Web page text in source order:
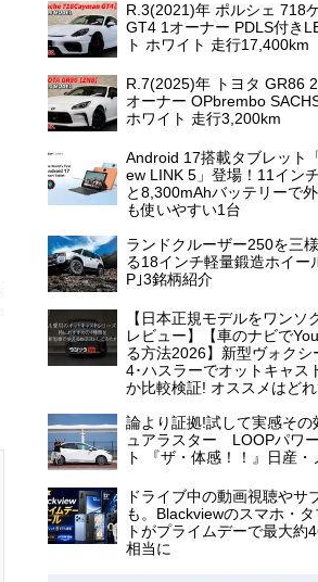
R.3(2021)年 ポルシェ 718
GT4 1オーナー PDLS付き
ト ホワイト 走行17,400km
R.7(2025)年 トヨタ GR86
オーナー OPbrembo
ホワイト 走行3,200km
Android 17搭載タブレット
ew LINK 5」登場！11イン
と8,300mAhバッテリーで
も使いやすい1台
ランドクルーザー250を三
る18インチ軽量鍛造ホイー
P｣3銘柄紹介
【日本正規モデルをワンソ
レビュー】【車のナビで
る方法2026】新型ヴォクシ
4･ハスラーでオットキャス
か比較検証! オススメはど
論より証拠!試して実感その
ュアラスター LOOPパワ
ト 『ザ・体感！！』日産・
ドライブ中の動画視聴やサ
も。Blackviewのスマホ・タ
トがプライムデーで最大約
相当に